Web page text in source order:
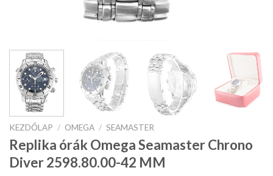
KEZDŐLAP / OMEGA / SEAMASTER
Replika órák Omega Seamaster Chrono
Diver 2598.80.00-42 MM